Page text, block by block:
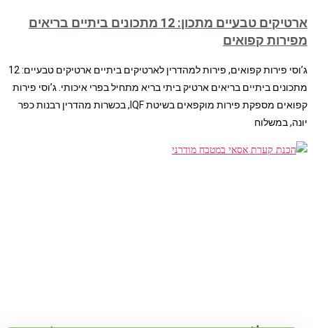
ארטיקים טבעיים מתכון: 12 מתכונים ביתיים בריאים
מפירות קפואים
ג’וסי פירות קפואים, פירות למהדרין לארטיקים ביתיים ארטיקים טבעיים: 12
מתכונים ביתיים בריאים ארטיק ביתי בריא מתחיל בפרי איכותי. ג’וסי פירות
קפואים מספקת פירות מוקפאים בשיטת IQF, בכשרות מהדרין רבנות כפר
יונה, במשלוח